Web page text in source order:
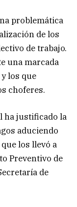
problemática
de los
de trabajo.
una marcada
los que
choferes.
ha justificado la
aduciendo
los llevó a
Preventivo de
de